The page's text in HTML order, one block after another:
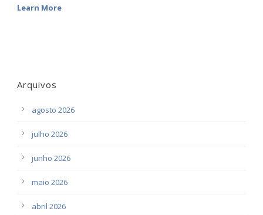
Learn More
Arquivos
agosto 2026
julho 2026
junho 2026
maio 2026
abril 2026